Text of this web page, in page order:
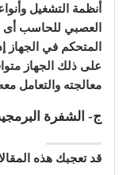
أنظمة التشغيل
العصبي للحاسب أى
المتحكم في الجهاز
على ذلك الجهاز
معالجته والتعامل
ج- الشفرة
قد تعجبك هذه